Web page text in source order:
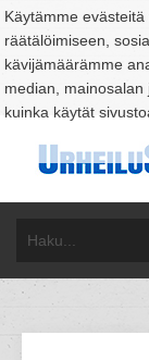
Käytämme
räätälöimiseen,
kävijämäärämme
median, mainosalan
kuinka käytät